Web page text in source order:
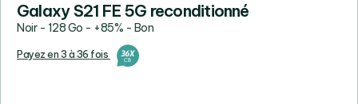
Galaxy S21 FE 5G reconditionné
Noir - 128 Go - +85% - Bon
Payez en 3 à 36 fois